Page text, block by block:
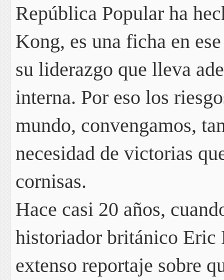
República Popular ha
Kong, es una ficha en
su liderazgo que lleva
interna. Por eso los
mundo, convengamos,
necesidad de victorias
cornisas.
Hace casi 20 años,
historiador británico Eric
extenso reportaje sobre